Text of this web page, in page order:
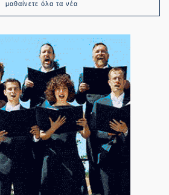
μαθαίνετε όλα τα νέα